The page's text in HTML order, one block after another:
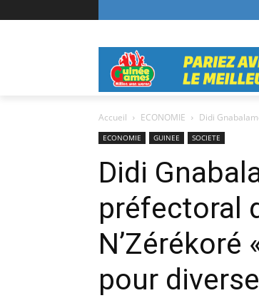
Accueil ECONOMIE Didi
ECONOMIE GUINEE SOCIETE
Didi
préfectoral
N’Zérékoré
pour